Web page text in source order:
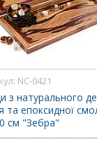
NC-0421
з натурального
та епоксидної
см "Зебра"